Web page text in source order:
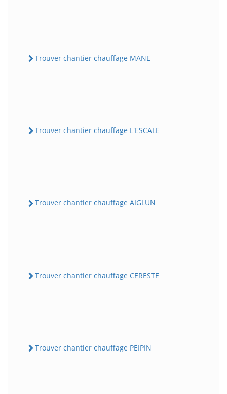
Trouver chantier chauffage MANE
Trouver chantier chauffage L'ESCALE
Trouver chantier chauffage AIGLUN
Trouver chantier chauffage CERESTE
Trouver chantier chauffage PEIPIN